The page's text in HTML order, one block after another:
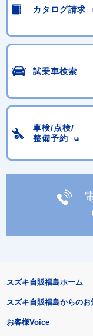
カタログ請求
試乗車検索
車検/点検/
整備予約
スズキ自販福島ホーム
スズキ自販福島からのお
お客様Voice